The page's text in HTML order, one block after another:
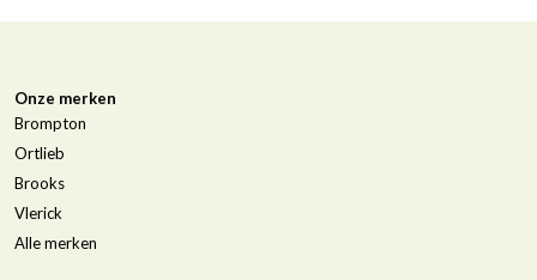
Onze merken
Brompton
Ortlieb
Brooks
Vlerick
Alle merken